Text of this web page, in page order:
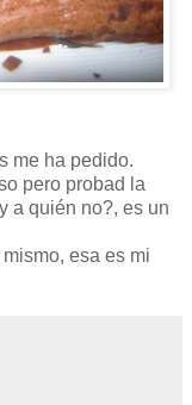
me ha pedido.
pero probad la
a quién no?, es un
esa es mi